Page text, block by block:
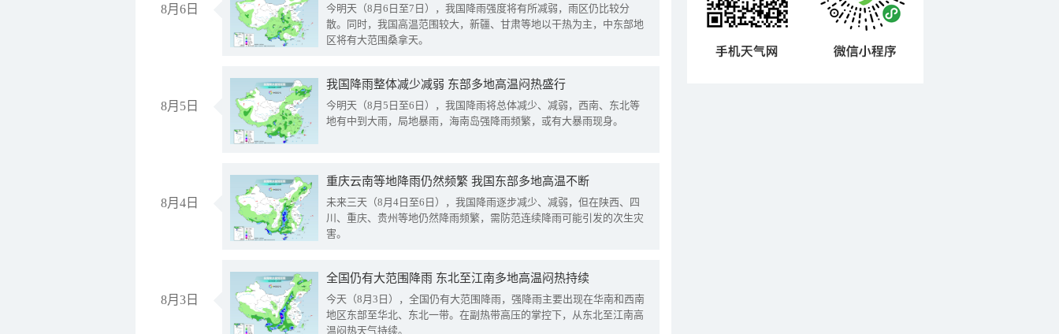
8月6日
今明天（8月6日至7日），我国降雨强度将有所减弱，雨区仍比较分
散。同时，我国高温范围较大，新疆、甘肃等地以干热为主，中东部地
区将有大范围桑拿天。
8月5日
我国降雨整体减少减弱 东部多地高温闷热盛行
今明天（8月5日至6日），我国降雨将总体减少、减弱，西南、东北等
地有中到大雨，局地暴雨，海南岛强降雨频繁，或有大暴雨现身。
8月4日
重庆云南等地降雨仍然频繁 我国东部多地高温不断
未来三天（8月4日至6日），我国降雨逐步减少、减弱，但在陕西、四
川、重庆、贵州等地仍然降雨频繁，需防范连续降雨可能引发的次生灾
害。
8月3日
全国仍有大范围降雨 东北至江南多地高温闷热持续
今天（8月3日），全国仍有大范围降雨，强降雨主要出现在华南和西南
地区东部至华北、东北一带。在副热带高压的掌控下，从东北至江南高
温闷热天气持续。